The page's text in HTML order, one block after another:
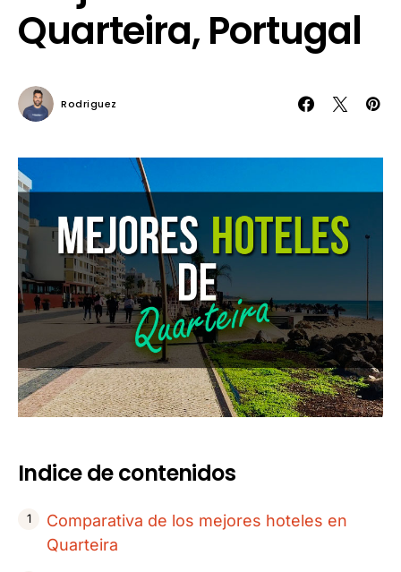
Quarteira, Portugal
Rodriguez
Indice de contenidos
Comparativa de los mejores hoteles en
Quarteira